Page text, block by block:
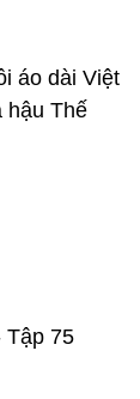
áo dài Việt
hậu Thế
Tập 75